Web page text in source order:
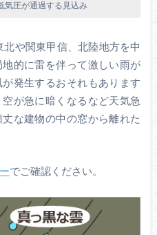
気圧が通過する見込み
や関東甲信、北陸地方を中
的に雷を伴って激しい雨が
発生するおそれもあります
が急に暗くなるなど天気急
な建物の中の窓から離れた
でご確認ください。